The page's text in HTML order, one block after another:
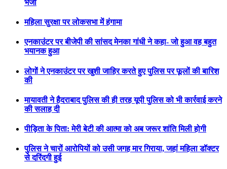
भेजी
महिला सुरक्षा पर लोकसभा में हंगामा
एनकाउंटर पर बीजेपी की सांसद मेनका गांधी ने कहा- जो हुआ वह बहुत
भयानक हुआ
लोगों ने एनकाउंटर पर खुशी जाहिर करते हुए पुलिस पर फूलों की बारिश
की
मायावती ने हैदराबाद पुलिस की ही तरह यूपी पुलिस को भी कार्रवाई करने
की सलाह दी
पीड़िता के पिता: मेरी बेटी की आत्मा को अब जरूर शांति मिली होगी
पुलिस ने चारों आरोपियों को उसी जगह मार गिराया, जहां महिला डॉक्टर
से दरिंदगी हुई